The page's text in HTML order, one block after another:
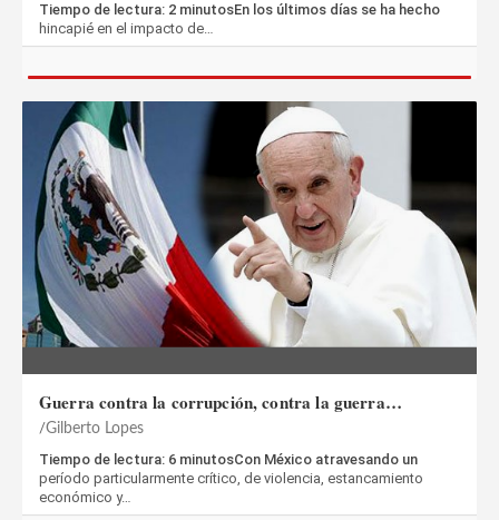
Tiempo de lectura: 2 minutosEn los últimos días se ha hecho
hincapié en el impacto de…
Guerra contra la corrupción, contra la guerra…
Gilberto Lopes
Tiempo de lectura: 6 minutosCon México atravesando un
período particularmente crítico, de violencia, estancamiento
económico y…